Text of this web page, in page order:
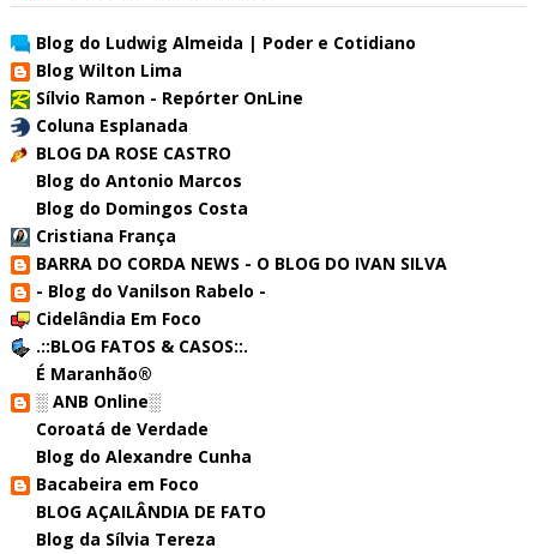
Blog do Ludwig Almeida | Poder e Cotidiano
Blog Wilton Lima
Sílvio Ramon - Repórter OnLine
Coluna Esplanada
BLOG DA ROSE CASTRO
Blog do Antonio Marcos
Blog do Domingos Costa
Cristiana França
BARRA DO CORDA NEWS - O BLOG DO IVAN SILVA
- Blog do Vanilson Rabelo -
Cidelândia Em Foco
.::BLOG FATOS & CASOS::.
É Maranhão®
░ ANB Online░
Coroatá de Verdade
Blog do Alexandre Cunha
Bacabeira em Foco
BLOG AÇAILÂNDIA DE FATO
Blog da Sílvia Tereza